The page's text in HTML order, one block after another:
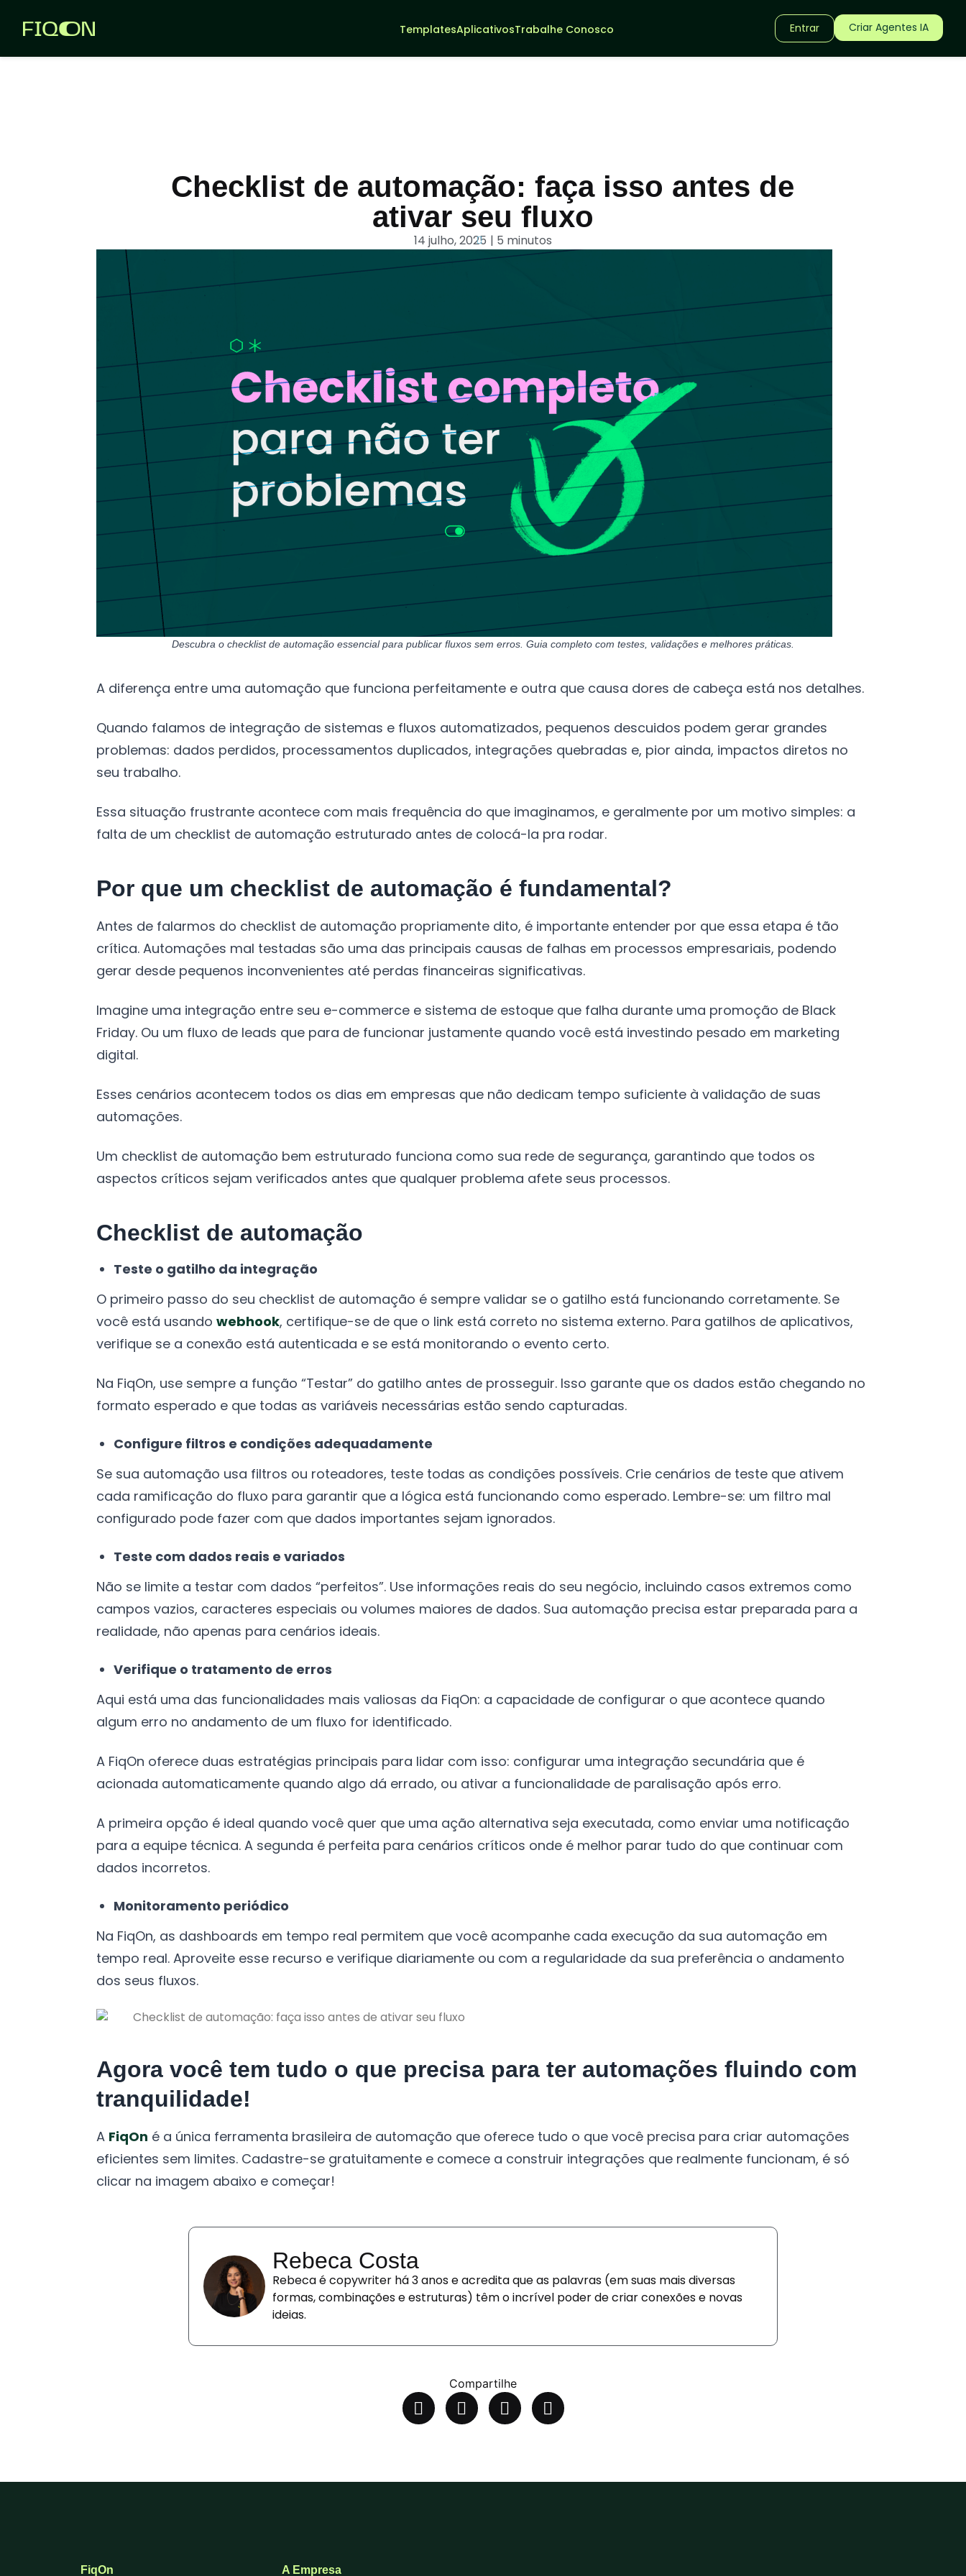
TemplatesAplicativosTrabalhe Conosco Entrar Criar Agentes IA
Checklist de automação: faça isso antes de
ativar seu fluxo
14 julho, 2025 | 5 minutos
Descubra o checklist de automação essencial para publicar fluxos sem erros. Guia completo com testes, validações e melhores práticas.
A diferença entre uma automação que funciona perfeitamente e outra que causa dores de cabeça está nos detalhes.
Quando falamos de integração de sistemas e fluxos automatizados, pequenos descuidos podem gerar grandes
problemas: dados perdidos, processamentos duplicados, integrações quebradas e, pior ainda, impactos diretos no
seu trabalho.
Essa situação frustrante acontece com mais frequência do que imaginamos, e geralmente por um motivo simples: a
falta de um checklist de automação estruturado antes de colocá-la pra rodar.
Por que um checklist de automação é fundamental?
Antes de falarmos do checklist de automação propriamente dito, é importante entender por que essa etapa é tão
crítica. Automações mal testadas são uma das principais causas de falhas em processos empresariais, podendo
gerar desde pequenos inconvenientes até perdas financeiras significativas.
Imagine uma integração entre seu e-commerce e sistema de estoque que falha durante uma promoção de Black
Friday. Ou um fluxo de leads que para de funcionar justamente quando você está investindo pesado em marketing
digital.
Esses cenários acontecem todos os dias em empresas que não dedicam tempo suficiente à validação de suas
automações.
Um checklist de automação bem estruturado funciona como sua rede de segurança, garantindo que todos os
aspectos críticos sejam verificados antes que qualquer problema afete seus processos.
Checklist de automação
Teste o gatilho da integração
O primeiro passo do seu checklist de automação é sempre validar se o gatilho está funcionando corretamente. Se
você está usandowebhook, certifique-se de que o link está correto no sistema externo. Para gatilhos de aplicativos,
verifique se a conexão está autenticada e se está monitorando o evento certo.
Na FiqOn, use sempre a função “Testar” do gatilho antes de prosseguir. Isso garante que os dados estão chegando no
formato esperado e que todas as variáveis necessárias estão sendo capturadas.
Configure filtros e condições adequadamente
Se sua automação usa filtros ou roteadores, teste todas as condições possíveis. Crie cenários de teste que ativem
cada ramificação do fluxo para garantir que a lógica está funcionando como esperado. Lembre-se: um filtro mal
configurado pode fazer com que dados importantes sejam ignorados.
Teste com dados reais e variados
Não se limite a testar com dados “perfeitos”. Use informações reais do seu negócio, incluindo casos extremos como
campos vazios, caracteres especiais ou volumes maiores de dados. Sua automação precisa estar preparada para a
realidade, não apenas para cenários ideais.
Verifique o tratamento de erros
Aqui está uma das funcionalidades mais valiosas da FiqOn: a capacidade de configurar o que acontece quando
algum erro no andamento de um fluxo for identificado.
A FiqOn oferece duas estratégias principais para lidar com isso: configurar uma integração secundária que é
acionada automaticamente quando algo dá errado, ou ativar a funcionalidade de paralisação após erro.
A primeira opção é ideal quando você quer que uma ação alternativa seja executada, como enviar uma notificação
para a equipe técnica. A segunda é perfeita para cenários críticos onde é melhor parar tudo do que continuar com
dados incorretos.
Monitoramento periódico
Na FiqOn, as dashboards em tempo real permitem que você acompanhe cada execução da sua automação em
tempo real. Aproveite esse recurso e verifique diariamente ou com a regularidade da sua preferência o andamento
dos seus fluxos.
Agora você tem tudo o que precisa para ter automações fluindo com
tranquilidade!
A FiqOn é a única ferramenta brasileira de automação que oferece tudo o que você precisa para criar automações
eficientes sem limites. Cadastre-se gratuitamente e comece a construir integrações que realmente funcionam, é só
clicar na imagem abaixo e começar!
Rebeca Costa
Rebeca é copywriter há 3 anos e acredita que as palavras (em suas mais diversas
formas, combinações e estruturas) têm o incrível poder de criar conexões e novas
ideias.
Compartilhe
FiqOn A Empresa